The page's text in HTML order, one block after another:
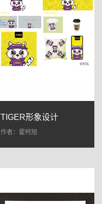
TIGER形象设计
作者：霍柯旭